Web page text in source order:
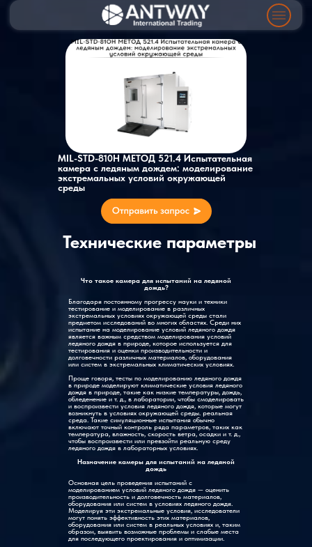
MIL-STD-810H МЕТОД 521.4 Испытательная
камера с ледяным дождем: моделирование
экстремальных условий окружающей
среды
Технические параметры
Что такое камера для испытаний на ледяной
дождь?
Благодаря постоянному прогрессу науки и техники
тестирование и моделирование в различных
экстремальных условиях окружающей среды стали
предметом исследований во многих областях. Среди них
испытание на моделирование условий ледяного дождя
является важным средством моделирования условий
ледяного дождя в природе, которое используется для
тестирования и оценки производительности и
долговечности различных материалов, оборудования
или систем в экстремальных климатических условиях.
Проще говоря, тесты по моделированию ледяного дождя
в природе моделируют климатические условия ледяного
дождя в природе, такие как низкие температуры, дождь,
обледенение и т. д., в лаборатории, чтобы смоделировать
и воспроизвести условия ледяного дождя, которые могут
возникнуть в условиях окружающей среды. реальная
среда. Такие симуляционные испытания обычно
включают точный контроль ряда параметров, таких как
температура, влажность, скорость ветра, осадки и т. д.,
чтобы воспроизвести или превзойти реальную среду
ледяного дождя в лабораторных условиях.
Назначение камеры для испытаний на ледяной
дождь
Основная цель проведения испытаний с
моделированием условий ледяного дождя — оценить
производительность и долговечность материалов,
оборудования или систем в условиях ледяного дождя.
Моделируя эти экстремальные условия, исследователи
могут понять эффективность этих материалов,
оборудования или систем в реальных условиях и, таким
образом, выявить возможные проблемы и слабые места
для последующего проектирования и оптимизации.